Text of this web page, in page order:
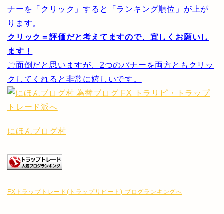
ナーを「クリック」すると「ランキング順位」が上が
ります。
クリック＝評価だと考えてますので、宜しくお願いし
ます！
ご面倒だと思いますが、2つのバナーを両方ともクリッ
クしてくれると非常に嬉しいです。
にほんブログ村
FXトラップトレード(トラップリピート) ブログランキングへ